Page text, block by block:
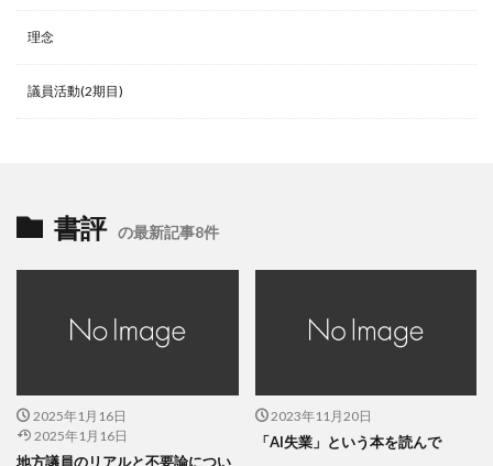
理念
議員活動(2期目)
書評 の最新記事8件
2025年1月16日
2025年1月16日
地方議員のリアルと不要論につい
2023年11月20日
「AI失業」という本を読んで